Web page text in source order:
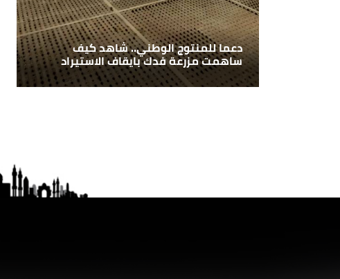
دعما للمنتوج الوطني.. شاهد كيف
ساهمت مزرعة فدك بايقاف الاستيراد